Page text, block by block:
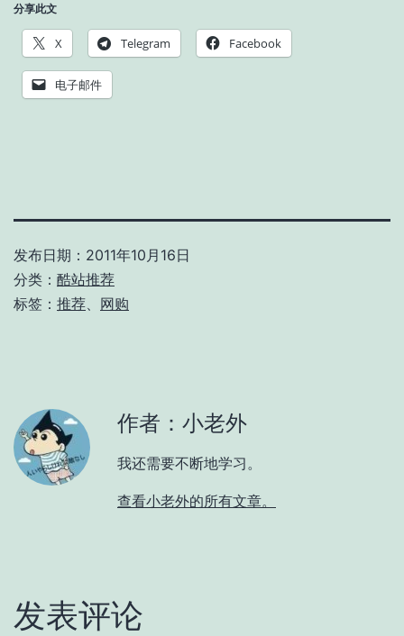
分享此文
X Telegram Facebook
电子邮件
发布日期： 2011年10月16日
分类： 酷站推荐
标签： 推荐 网购
作者：小老外
我还需要不断地学习。
查看小老外的所有文章。
发表评论